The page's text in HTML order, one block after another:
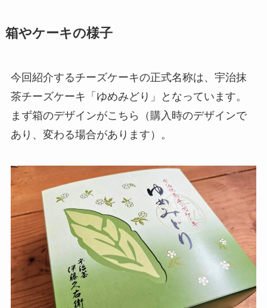
箱やケーキの様子
今回紹介するチーズケーキの正式名称は、 宇治抹
茶チーズケーキ「ゆめみどり 」となっています。
まず箱のデザインがこちら（購入時のデザインで
あり、変わる場合があります）。